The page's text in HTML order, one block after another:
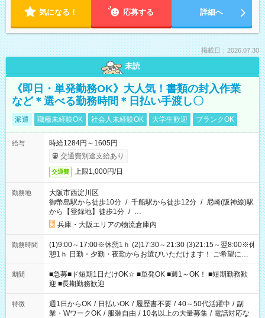
気になる！ 応募する 詳細へ
掲載日：2026.07.30
未読
《即日・単発勤務OK》大人気！書類の封入作業
など＊選べる勤務時間＊日払い手渡し〇
派遣 職種未経験OK 社会人未経験OK 大学生歓迎 ブランクOK
給与
時給1284円～1605円
交通費別途支給あり
交通費 上限1,000円/日
勤務地
大阪市西淀川区
御幣島駅から徒歩10分 / 千船駅から徒歩12分 / 尼崎(阪神線)駅
から【登録地】徒歩1分 / …
兵庫・大阪エリアの物流倉庫内
勤務時間
(1)9:00～17:00※休憩1ｈ (2)17:30～21:30 (3)21:15～翌8:00※休
憩1ｈ 日勤・夕勤・夜勤からお選びいただけます！ ご希望に合
わせて働けるお仕事です(*^^*) 【その他選べる勤務時間】 8-17
時/9-17時/9-18時/10-18時/11-21時/18-22時/20-翌4時/21-翌5
時/22-翌6時/0-翌8時 ご自身のご都合で選んで頂ける完全自由シ
フト！
期間
■急募■ド短期1日だけOK☆ ■単発OK ■週1～OK！ ■短期勤務歓
迎 ■長期勤務歓迎
特徴 週1日からOK / 日払いOK / 履歴書不要 / 40～50代活躍中 / 副
業・WワークOK / 服装自由 / 10名以上の大量募集 / 電話対応な